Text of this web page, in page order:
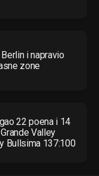
i napravio
zone
22 poena i 14
Valley
Bullsima 137:100